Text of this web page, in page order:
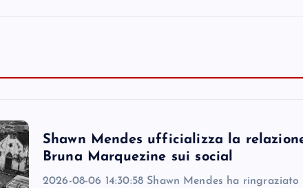
Shawn Mendes ufficializza la
Bruna Marquezine sui social
2026-08-06 14:30:58 Shawn Mendes ha ringraziato